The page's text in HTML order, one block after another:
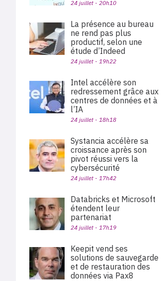
24 juillet - 20h10
La présence au bureau
ne rend pas plus
productif, selon une
étude d’Indeed
24 juillet - 19h22
Intel accélère son
redressement grâce aux
centres de données et à
l’IA
24 juillet - 18h18
Systancia accélère sa
croissance après son
pivot réussi vers la
cybersécurité
24 juillet - 17h42
Databricks et Microsoft
étendent leur
partenariat
24 juillet - 17h19
Keepit vend ses
solutions de sauvegarde
et de restauration des
données via Pax8